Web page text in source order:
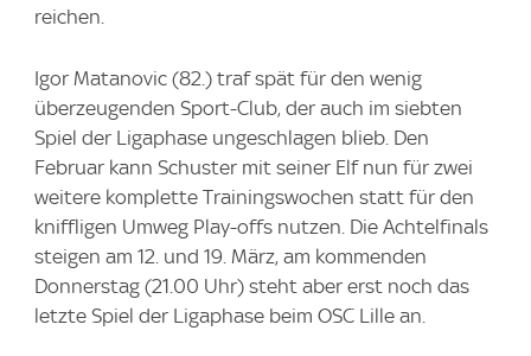
reichen.
Igor Matanovic (82.) traf spät für den wenig
überzeugenden Sport-Club, der auch im siebten
Spiel der Ligaphase ungeschlagen blieb. Den
Februar kann Schuster mit seiner Elf nun für zwei
weitere komplette Trainingswochen statt für den
kniffligen Umweg Play-offs nutzen. Die Achtelfinals
steigen am 12. und 19. März, am kommenden
Donnerstag (21.00 Uhr) steht aber erst noch das
letzte Spiel der Ligaphase beim OSC Lille an.